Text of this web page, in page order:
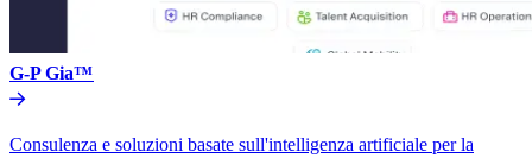
G-P Gia™​​
Consulenza e soluzioni basate sull'intelligenza artificiale per la